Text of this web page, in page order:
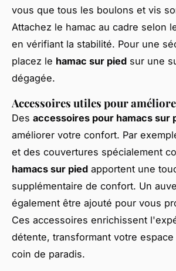
vous que tous les boulons et vis
Attachez le hamac au cadre selon
en vérifiant la stabilité. Pour une
placez le hamac sur pied sur une
dégagée.
Accessoires utiles pour
Des accessoires pour hamacs sur
améliorer votre confort. Par
et des couvertures spécialement
hamacs sur pied apportent une
supplémentaire de confort. Un
également être ajouté pour vous
Ces accessoires enrichissent
détente, transformant votre
coin de paradis.